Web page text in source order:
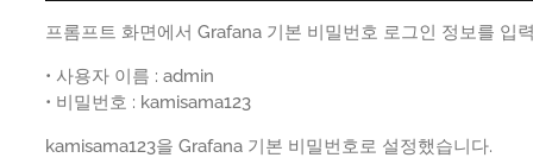
프롬프트 화면에서 Grafana 기본 비밀번호 로그인 정보를 입
• 사용자 이름 : admin
• 비밀번호 : kamisama123
kamisama123을 Grafana 기본 비밀번호로 설정했습니다.